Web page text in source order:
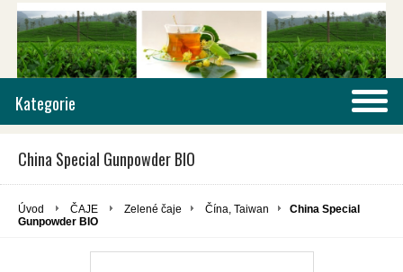
Kategorie
China Special Gunpowder BIO
Úvod ČAJE Zelené čaje Čína, Taiwan
China Special
Gunpowder BIO